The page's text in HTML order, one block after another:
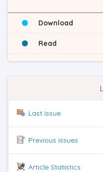
Download
Read
Last issue
Previous issues
Article Statistics